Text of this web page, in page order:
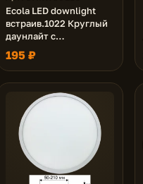
Ecola LED downlight
встраив.1022 Круглый
даунлайт с
креплением под любое
отверстие (50-100mm)
8W 220V 2800K 115x20
195 ₽